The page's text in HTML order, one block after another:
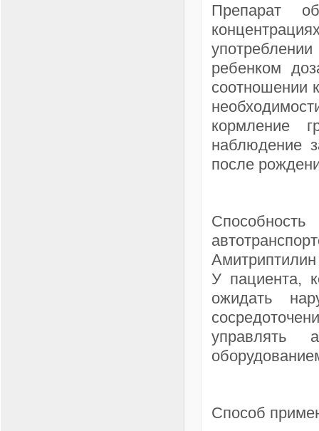
Препарат
ребенком
соотношении
кормление
наблюдение
после
У пациента,
ожидать
управлять
Способ